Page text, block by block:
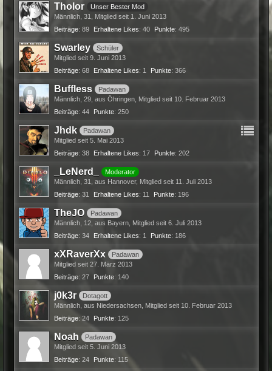
Tholor
Unser Bester Mod
Männlich 31
Mitglied seit 1. Juni 2013
Beiträge 89 Erhaltene Likes 40 Punkte 495
Swarley
Schüler
Mitglied seit 9. Juni 2013
Beiträge 68 Erhaltene Likes 1 Punkte 366
Buffless
Padawan
Männlich 29 aus Öhringen Mitglied seit 10. Februar 2013
Beiträge 44 Punkte 250
Jhdk
Padawan
Mitglied seit 5. Mai 2013
Beiträge 38 Erhaltene Likes 17 Punkte 202
_LeNerd_
Moderator
Männlich 31 aus Hannover Mitglied seit 11. Juli 2013
Beiträge 31 Erhaltene Likes 11 Punkte 196
TheJO
Padawan
Männlich 12 aus Bayern Mitglied seit 6. Juli 2013
Beiträge 34 Erhaltene Likes 1 Punkte 186
xXRaverXx
Padawan
Mitglied seit 27. März 2013
Beiträge 27 Punkte 140
j0k3r
Dotagott
Männlich aus Niedersachsen Mitglied seit 10. Februar 2013
Beiträge 24 Punkte 125
Noah
Padawan
Mitglied seit 5. Juni 2013
Beiträge 24 Punkte 115